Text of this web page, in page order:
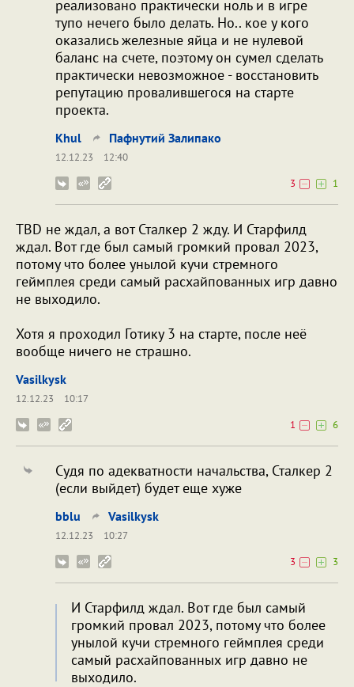
реализовано практически ноль и в игре
тупо нечего было делать. Но.. кое у кого
оказались железные яйца и не нулевой
баланс на счете, поэтому он сумел сделать
практически невозможное - восстановить
репутацию провалившегося на старте
проекта.
Khul Пафнутий Залипако
12.12.23
12:40
3
1
TBD не ждал, а вот Сталкер 2 жду. И Старфилд
ждал. Вот где был самый громкий провал 2023,
потому что более унылой кучи стремного
геймплея среди самый расхайпованных игр давно
не выходило.
Хотя я проходил Готику 3 на старте, после неё
вообще ничего не страшно.
Vasilkysk
12.12.23
10:17
1
6
Судя по адекватности начальства, Сталкер 2
(если выйдет) будет еще хуже
bblu Vasilkysk
12.12.23
10:27
3
3
И Старфилд ждал. Вот где был самый
громкий провал 2023, потому что более
унылой кучи стремного геймплея среди
самый расхайпованных игр давно не
выходило.